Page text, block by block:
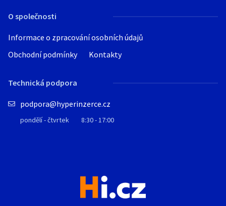
O společnosti
Informace o zpracování osobních údajů
Obchodní podmínky
Kontakty
Technická podpora
podpora@hyperinzerce.cz
pondělí - čtvrtek 8:30 - 17:00